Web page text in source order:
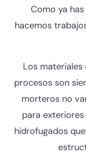
Como ya
hacemos
Los
procesos son
morteros no
para
hidrofugados